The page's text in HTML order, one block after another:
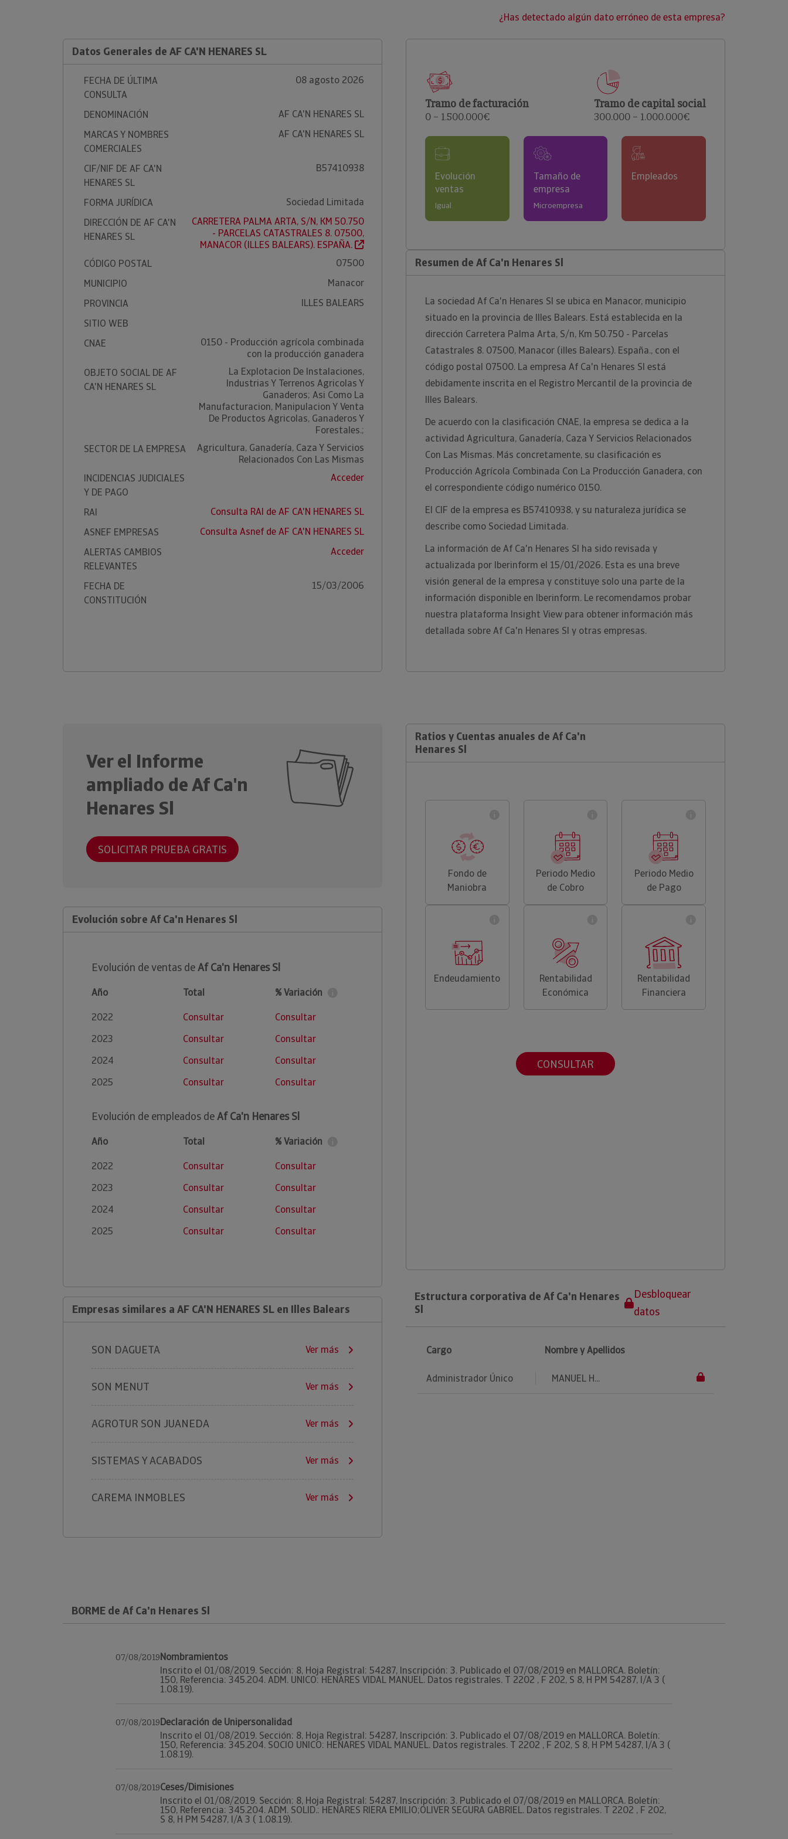
clientes.
¿Has detectado algún dato erróneo de esta empresa?
Datos Generales de AF CA'N HENARES SL
FECHA DE ÚLTIMA
CONSULTA
08 agosto 2026
DENOMINACIÓN
AF CA'N HENARES SL
MARCAS Y NOMBRES
COMERCIALES
AF CA'N HENARES SL
CIF/NIF DE AF CA'N
HENARES SL
B57410938
FORMA JURÍDICA
Sociedad Limitada
DIRECCIÓN DE AF CA'N
HENARES SL
CARRETERA PALMA ARTA, S/N, KM 50.750
- PARCELAS CATASTRALES 8. 07500,
MANACOR (ILLES BALEARS). ESPAÑA.
CÓDIGO POSTAL
07500
MUNICIPIO
Manacor
PROVINCIA
ILLES BALEARS
SITIO WEB
CNAE
0150 - Producción agrícola combinada
con la producción ganadera
OBJETO SOCIAL DE AF
CA'N HENARES SL
La Explotacion De Instalaciones,
Industrias Y Terrenos Agricolas Y
Ganaderos; Asi Como La
Manufacturacion, Manipulacion Y Venta
De Productos Agricolas, Ganaderos Y
Forestales.;
SECTOR DE LA EMPRESA
Agricultura, Ganadería, Caza Y Servicios
Relacionados Con Las Mismas
INCIDENCIAS JUDICIALES
Y DE PAGO
Acceder
RAI
Consulta RAI de AF CA'N HENARES SL
ASNEF EMPRESAS
Consulta Asnef de AF CA'N HENARES SL
ALERTAS CAMBIOS
RELEVANTES
Acceder
FECHA DE
CONSTITUCIÓN
15/03/2006
Tramo de facturación
0 – 1.500.000€
Tramo de capital social
300.000 – 1.000.000€
Evolución
ventas
Igual
Tamaño de
empresa
Microempresa
Empleados
Resumen de Af Ca'n Henares Sl
La sociedad Af Ca'n Henares Sl se ubica en Manacor, municipio
situado en la provincia de Illes Balears. Está establecida en la
dirección Carretera Palma Arta, S/n, Km 50.750 - Parcelas
Catastrales 8. 07500, Manacor (illes Balears). España., con el
código postal 07500. La empresa Af Ca'n Henares Sl está
debidamente inscrita en el Registro Mercantil de la provincia de
Illes Balears.
De acuerdo con la clasificación CNAE, la empresa se dedica a la
actividad Agricultura, Ganadería, Caza Y Servicios Relacionados
Con Las Mismas. Más concretamente, su clasificación es
Producción Agrícola Combinada Con La Producción Ganadera, con
el correspondiente código numérico 0150.
El CIF de la empresa es B57410938, y su naturaleza jurídica se
describe como Sociedad Limitada.
La información de Af Ca'n Henares Sl ha sido revisada y
actualizada por Iberinform el 15/01/2026. Esta es una breve
visión general de la empresa y constituye solo una parte de la
información disponible en Iberinform. Le recomendamos probar
nuestra plataforma Insight View para obtener información más
detallada sobre Af Ca'n Henares Sl y otras empresas.
Ver el Informe
ampliado de Af Ca'n
Henares Sl
SOLICITAR PRUEBA GRATIS
Evolución sobre Af Ca'n Henares Sl
Evolución de ventas deAf Ca'n Henares Sl
Año Total
% Variación
2022
Consultar
Consultar
2023
Consultar
Consultar
2024
Consultar
Consultar
2025
Consultar Consultar
Evolución de empleados deAf Ca'n Henares Sl
Año Total
% Variación
2022
Consultar
Consultar
2023
Consultar
Consultar
2024
Consultar
Consultar
2025
Consultar Consultar
Empresas similares a AF CA'N HENARES SL en Illes Balears
SON DAGUETA Ver más
SON MENUT Ver más
AGROTUR SON JUANEDA Ver más
SISTEMAS Y ACABADOS Ver más
CAREMA INMOBLES Ver más
Ratios y Cuentas anuales de Af Ca'n
Henares Sl
Fondo de
Maniobra
Periodo Medio
de Cobro
Periodo Medio
de Pago
Endeudamiento
Rentabilidad
Económica
Rentabilidad
Financiera
CONSULTAR
Estructura corporativa de Af Ca'n Henares
Sl
Desbloquear
datos
Cargo Nombre y Apellidos
Administrador Único MANUEL H...
BORME de Af Ca'n Henares Sl
07/08/2019Nombramientos
Inscrito el 01/08/2019. Sección: 8, Hoja Registral: 54287, Inscripción: 3. Publicado el 07/08/2019 en MALLORCA. Boletín:
150, Referencia: 345.204. ADM. UNICO: HENARES VIDAL MANUEL. Datos registrales. T 2202 , F 202, S 8, H PM 54287, I/A 3 (
1.08.19).
07/08/2019Declaración de Unipersonalidad
Inscrito el 01/08/2019. Sección: 8, Hoja Registral: 54287, Inscripción: 3. Publicado el 07/08/2019 en MALLORCA. Boletín:
150, Referencia: 345.204. SOCIO UNICO: HENARES VIDAL MANUEL. Datos registrales. T 2202 , F 202, S 8, H PM 54287, I/A 3 (
1.08.19).
07/08/2019Ceses/Dimisiones
Inscrito el 01/08/2019. Sección: 8, Hoja Registral: 54287, Inscripción: 3. Publicado el 07/08/2019 en MALLORCA. Boletín:
150, Referencia: 345.204. ADM. SOLID.: HENARES RIERA EMILIO;OLIVER SEGURA GABRIEL. Datos registrales. T 2202 , F 202,
S 8, H PM 54287, I/A 3 ( 1.08.19).